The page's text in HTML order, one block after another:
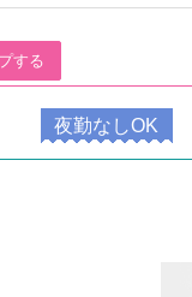
する
夜勤なしOK